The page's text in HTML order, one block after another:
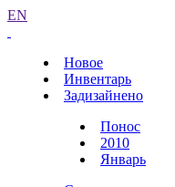
EN
Новое
Инвентарь
Задизайнено
Понос
2010
Январь